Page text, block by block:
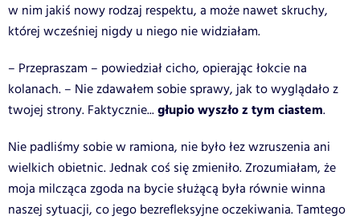
w nim jakiś nowy rodzaj respektu, a może nawet skruchy,
której wcześniej nigdy u niego nie widziałam.
– Przepraszam – powiedział cicho, opierając łokcie na
kolanach. – Nie zdawałem sobie sprawy, jak to wyglądało z
twojej strony. Faktycznie...głupio wyszło z tym ciastem.
Nie padliśmy sobie w ramiona, nie było łez wzruszenia ani
wielkich obietnic. Jednak coś się zmieniło. Zrozumiałam, że
moja milcząca zgoda na bycie służącą była równie winna
naszej sytuacji, co jego bezrefleksyjne oczekiwania. Tamtego